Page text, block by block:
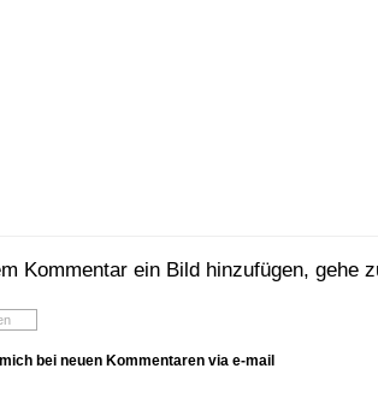
Kommentar ein Bild hinzufügen, gehe
bei neuen Kommentaren via e-mail